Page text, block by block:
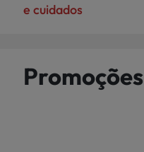
e cuidados
Promoções